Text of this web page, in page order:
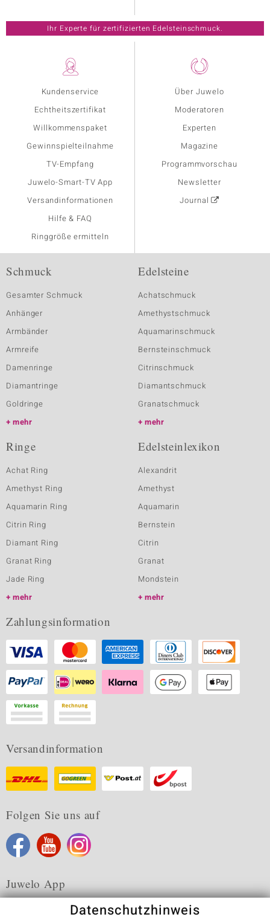
Kundenservice
Echtheitszertifikat
Willkommenspaket
Gewinnspielteilnahme
TV-Empfang
Juwelo-Smart-TV App
Versandinformationen
Hilfe & FAQ
Ringgröße ermitteln
Über Juwelo
Moderatoren
Experten
Magazine
Programmvorschau
Newsletter
Journal
Ihr Experte für zertifizierten Edelsteinschmuck.
Schmuck
Gesamter Schmuck
Anhänger
Armbänder
Armreife
Damenringe
Diamantringe
Goldringe
mehr
Edelsteine
Achatschmuck
Amethystschmuck
Aquamarinschmuck
Bernsteinschmuck
Citrinschmuck
Diamantschmuck
Granatschmuck
mehr
Ringe
Achat Ring
Amethyst Ring
Aquamarin Ring
Citrin Ring
Diamant Ring
Granat Ring
Jade Ring
mehr
Edelsteinlexikon
Alexandrit
Amethyst
Aquamarin
Bernstein
Citrin
Granat
Mondstein
mehr
Zahlungsinformation
Versandinformation
Folgen Sie uns auf
Juwelo App
Datenschutzhinweis